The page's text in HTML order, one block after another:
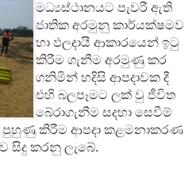
මධ්‍යස්ථානයට පැවරී ඇති
ජාතික අරමුනු කාර්යක්ෂමව
හා ඵලදායී ආකාරයෙන් ඉටු
කිරීම ගැනීම අරමුණු කර
ගනිමින් හදිසි ආපදාවක දී
එහි බලපෑමට ලක් වු ජීවිත
බේරාගැනීම සදහා සෙවීම්
පුහුණු කිරීම ආපදා කළමනාකරණ
සිදු කරනු ලැබේ.